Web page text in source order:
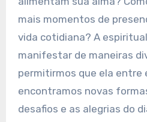
mais momentos de
vida cotidiana? A
manifestar de maneiras
permitirmos que ela entre
encontramos novas
desafios e as alegrias do